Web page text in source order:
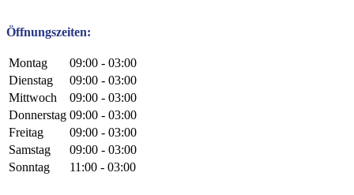
Öffnungszeiten:
Montag
09:00 - 03:00
Dienstag
09:00 - 03:00
Mittwoch
09:00 - 03:00
Donnerstag 09:00 - 03:00
Freitag
09:00 - 03:00
Samstag
09:00 - 03:00
Sonntag
11:00 - 03:00